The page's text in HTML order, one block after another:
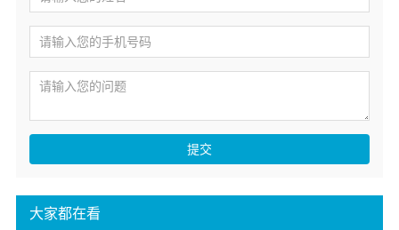
大家都在看
提交